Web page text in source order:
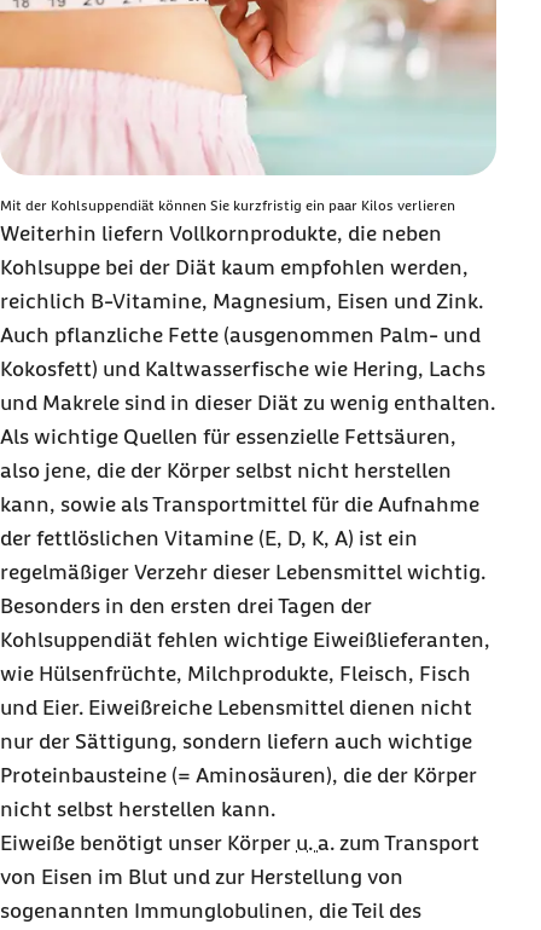
Mit der Kohlsuppendiät können Sie kurzfristig ein paar Kilos verlieren
Weiterhin liefern Vollkornprodukte, die neben
Kohlsuppe bei der Diät kaum empfohlen werden,
reichlich B-Vitamine, Magnesium, Eisen und Zink.
Auch pflanzliche Fette (ausgenommen Palm- und
Kokosfett) und Kaltwasserfische wie Hering, Lachs
und Makrele sind in dieser Diät zu wenig enthalten.
Als wichtige Quellen für essenzielle Fettsäuren,
also jene, die der Körper selbst nicht herstellen
kann, sowie als Transportmittel für die Aufnahme
der fettlöslichen Vitamine (E, D, K, A) ist ein
regelmäßiger Verzehr dieser Lebensmittel wichtig.
Besonders in den ersten drei Tagen der
Kohlsuppendiät fehlen wichtige Eiweißlieferanten,
wie Hülsenfrüchte, Milchprodukte, Fleisch, Fisch
und Eier. Eiweißreiche Lebensmittel dienen nicht
nur der Sättigung, sondern liefern auch wichtige
Proteinbausteine (= Aminosäuren), die der Körper
nicht selbst herstellen kann.
Eiweiße benötigt unser Körper u. a. zum Transport
von Eisen im Blut und zur Herstellung von
sogenannten Immunglobulinen, die Teil des